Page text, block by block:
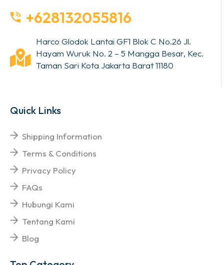
+628132055816
Harco Glodok Lantai GF1 Blok C No.26 Jl.
Hayam Wuruk No. 2 – 5 Mangga Besar, Kec.
Taman Sari Kota Jakarta Barat 11180
Quick Links
Shipping Information
Terms & Conditions
Privacy Policy
FAQs
Hubungi Kami
Tentang Kami
Blog